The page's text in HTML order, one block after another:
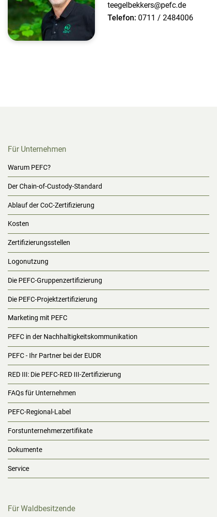
teegelbekkers@pefc.de
Telefon: 0711 / 2484006
Für Unternehmen
Warum PEFC?
Der Chain-of-Custody-Standard
Ablauf der CoC-Zertifizierung
Kosten
Zertifizierungsstellen
Logonutzung
Die PEFC-Gruppenzertifizierung
Die PEFC-Projektzertifizierung
Marketing mit PEFC
PEFC in der Nachhaltigkeitskommunikation
PEFC - Ihr Partner bei der EUDR
RED III: Die PEFC-RED III-Zertifizierung
FAQs für Unternehmen
PEFC-Regional-Label
Forstunternehmerzertifikate
Dokumente
Service
Für Waldbesitzende